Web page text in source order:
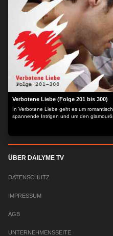
Verbotene Liebe (Folge 201 bis 300)
In Verbotene Liebe geht es um
spannende Intrigen und um den
ÜBER DAILYME TV
DATENSCHUTZ
IMPRESSUM
AGB
UNTERNEHMENSSEITE